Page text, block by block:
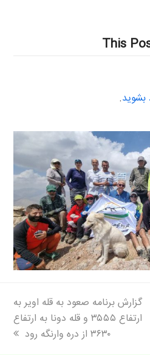
This
بشوید.
next
post:
گزارش برنامه صعود به قله اویر به
ارتفاع ۳۵۵۵ و قله دونا به ارتفاع
۳۶۳۰ از دره وارنگه رود